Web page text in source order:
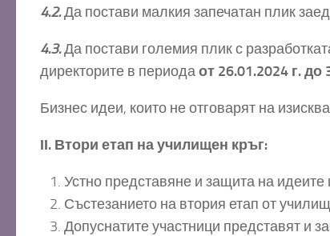
4.2.Да постави малкия запечатан плик
4.3.Да постави големия плик с
директорите в периодаот 26.01.2024 г. до
Бизнес идеи, които не отговарят на
ІІ. Втори етап на училищен кръг:
Устно представяне и защита на идеите
Състезанието на втория етап от
Допуснатите участници представят и